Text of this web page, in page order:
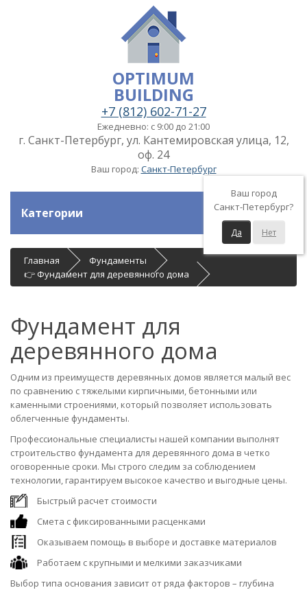
OPTIMUM
BUILDING
+7 (812) 602-71-27
Ежедневно: с 9:00 до 21:00
г. Санкт-Петербург, ул. Кантемировская улица, 12,
оф. 24
Ваш город: Санкт-Петербург
Ваш город
Санкт-Петербург?
Да Нет
Категории
Главная
Фундаменты
👉 Фундамент для деревянного дома
Фундамент для
деревянного дома
Одним из преимуществ деревянных домов является малый вес
по сравнению с тяжелыми кирпичными, бетонными или
каменными строениями, который позволяет использовать
облегченные фундаменты.
Профессиональные специалисты нашей компании выполнят
строительство фундамента для деревянного дома в четко
оговоренные сроки. Мы строго следим за соблюдением
технологии, гарантируем высокое качество и выгодные цены.
Быстрый расчет стоимости
Смета с фиксированными расценками
Оказываем помощь в выборе и доставке материалов
Работаем с крупными и мелкими заказчиками
Выбор типа основания зависит от ряда факторов – глубина